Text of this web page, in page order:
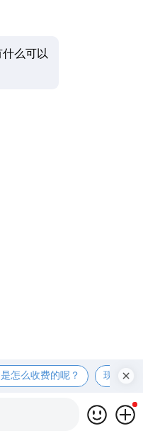
么可以
怎么收费的呢？ 现在有